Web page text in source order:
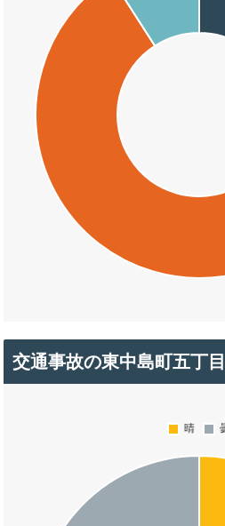
交通事故の東中島町五丁